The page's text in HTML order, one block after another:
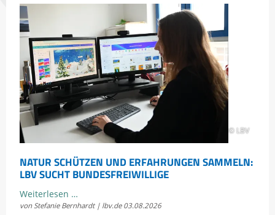
die
Scheidtobelbahn
© LBV
NATUR SCHÜTZEN UND ERFAHRUNGEN SAMMELN:
LBV SUCHT BUNDESFREIWILLIGE
Weiterlesen …Natur
schützen
von Stefanie Bernhardt | lbv.de 03.08.2026